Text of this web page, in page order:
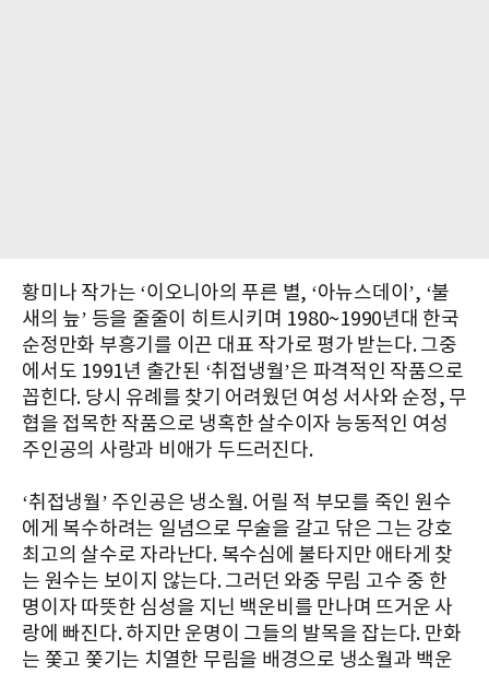
황미나 작가는 ‘이오니아의 푸른 별, ‘아뉴스데이’, ‘불
새의 늪’ 등을 줄줄이 히트시키며 1980~1990년대 한국
순정만화 부흥기를 이끈 대표 작가로 평가 받는다. 그중
에서도 1991년 출간된 ‘취접냉월’은 파격적인 작품으로
꼽힌다. 당시 유례를 찾기 어려웠던 여성 서사와 순정, 무
협을 접목한 작품으로 냉혹한 살수이자 능동적인 여성
주인공의 사랑과 비애가 두드러진다.
‘취접냉월’ 주인공은 냉소월. 어릴 적 부모를 죽인 원수
에게 복수하려는 일념으로 무술을 갈고 닦은 그는 강호
최고의 살수로 자라난다. 복수심에 불타지만 애타게 찾
는 원수는 보이지 않는다. 그러던 와중 무림 고수 중 한
명이자 따뜻한 심성을 지닌 백운비를 만나며 뜨거운 사
랑에 빠진다. 하지만 운명이 그들의 발목을 잡는다. 만화
는 쫓고 쫓기는 치열한 무림을 배경으로 냉소월과 백운